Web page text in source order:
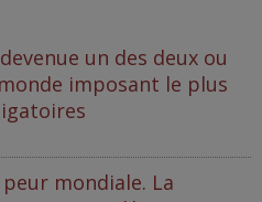
un des deux ou
imposant le plus
mondiale. La